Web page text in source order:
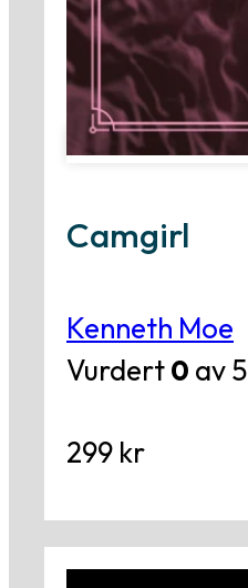
Camgirl
Kenneth Moe
Vurdert0 av 5
299 kr